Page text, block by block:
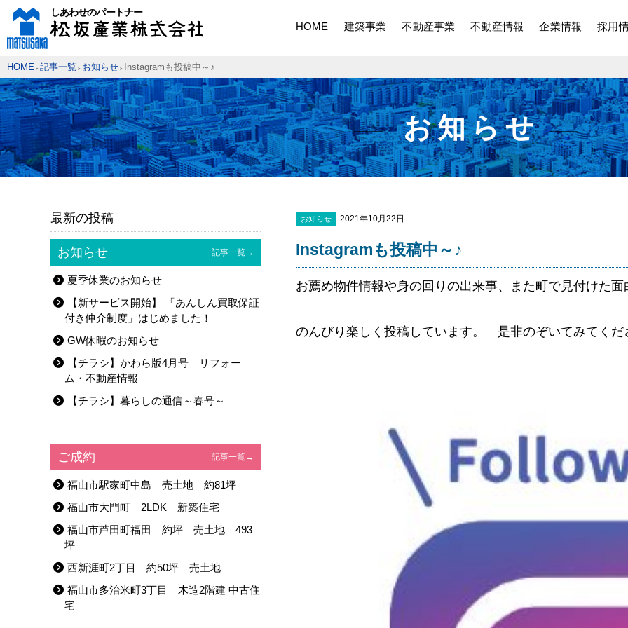
HOME 建築事業 不動産事業 不動産情報 企業情報 採用
HOME > 記事一覧 > お知らせ > Instagramも投稿中～♪
お知らせ
お知らせ 2021年10月22日
Instagramも投稿中～♪
お薦め物件情報や身の回りの出来事、また町で見付けた
のんびり楽しく投稿しています。 是非のぞいてみてくだ
最新の投稿
お知らせ 記事一覧→
夏季休業のお知らせ
【新サービス開始】 「あんしん買取保証
付き仲介制度」はじめました！
GW休暇のお知らせ
【チラシ】かわら版4月号 リフォー
ム・不動産情報
【チラシ】暮らしの通信～春号～
ご成約 記事一覧→
福山市駅家町中島 売土地 約81坪
福山市大門町 2LDK 新築住宅
福山市芦田町福田 約坪 売土地 493
坪
西新涯町2丁目 約50坪 売土地
福山市多治米町3丁目 木造2階建 中古住
宅